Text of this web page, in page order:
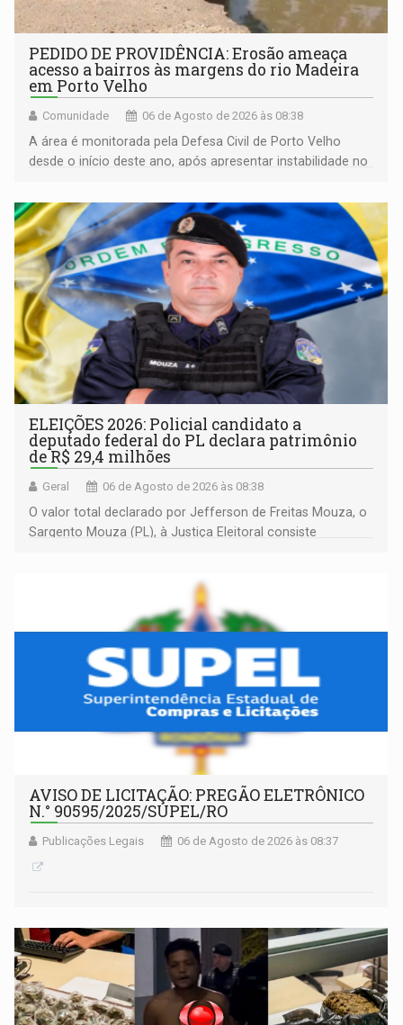
PEDIDO DE PROVIDÊNCIA: Erosão ameaça
acesso a bairros às margens do rio Madeira
em Porto Velho
Comunidade 06 de Agosto de 2026 às 08:38
A área é monitorada pela Defesa Civil de Porto Velho
desde o início deste ano, após apresentar instabilidade no
ELEIÇÕES 2026: Policial candidato a
deputado federal do PL declara patrimônio
de R$ 29,4 milhões
Geral 06 de Agosto de 2026 às 08:38
O valor total declarado por Jefferson de Freitas Mouza, o
Sargento Mouza (PL), à Justiça Eleitoral consiste
AVISO DE LICITAÇÃO: PREGÃO ELETRÔNICO
N.° 90595/2025/SUPEL/RO
Publicações Legais 06 de Agosto de 2026 às 08:37